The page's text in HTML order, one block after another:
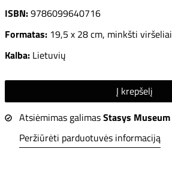
ISBN:9786099640716
Formatas: 19,5 x 28 cm, minkšti viršeliai
Kalba: Lietuvių
Į krepšelį
Atsiėmimas galimasStasys Museum
Peržiūrėti parduotuvės informaciją